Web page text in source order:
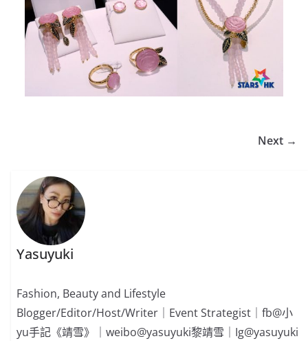
Next →
Yasuyuki
Fashion, Beauty and Lifestyle
Blogger/Editor/Host/Writer｜Event Strategist｜fb@小
yu手記《靖雪》｜weibo@yasuyuki黎靖雪｜Ig@yasuyuki